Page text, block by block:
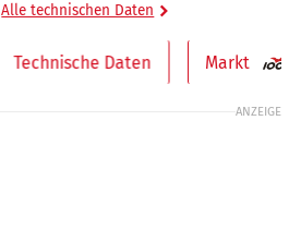
Alle technischen Daten
Technische Daten Markt
ANZEIGE